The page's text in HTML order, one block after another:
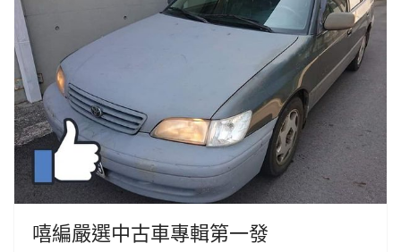
嘻編嚴選中古車專輯第一發